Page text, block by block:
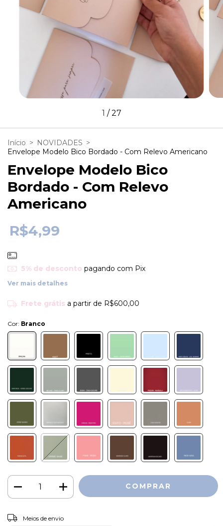
1 /27
Início > NOVIDADES >
Envelope Modelo Bico Bordado - Com Relevo Americano
Envelope Modelo Bico
Bordado - Com Relevo
Americano
R$4,99
5% de desconto pagando com Pix
Ver mais detalhes
Frete grátis a partir de R$600,00
Cor: Branco
Entregas para o CEP:
Meios de envio